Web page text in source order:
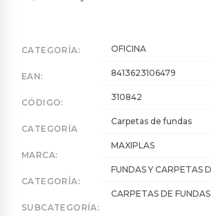
CATEGORÍA: OFICINA
EAN: 8413623106479
CÓDIGO:
310842
CATEGORÍA
Carpetas de fundas
MARCA:
MAXIPLAS
CATEGORÍA:
FUNDAS Y CARPETAS
SUBCATEGORÍA:
CARPETAS DE